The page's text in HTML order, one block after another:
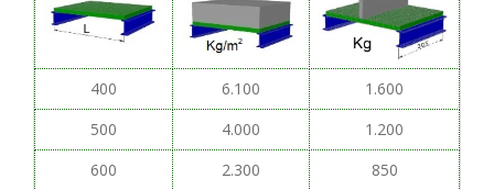
400 6.100
1.600
500
4.000
1.200
600
2.300 850